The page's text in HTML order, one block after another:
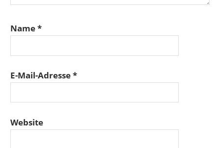
Name*
E-Mail-Adresse*
Website